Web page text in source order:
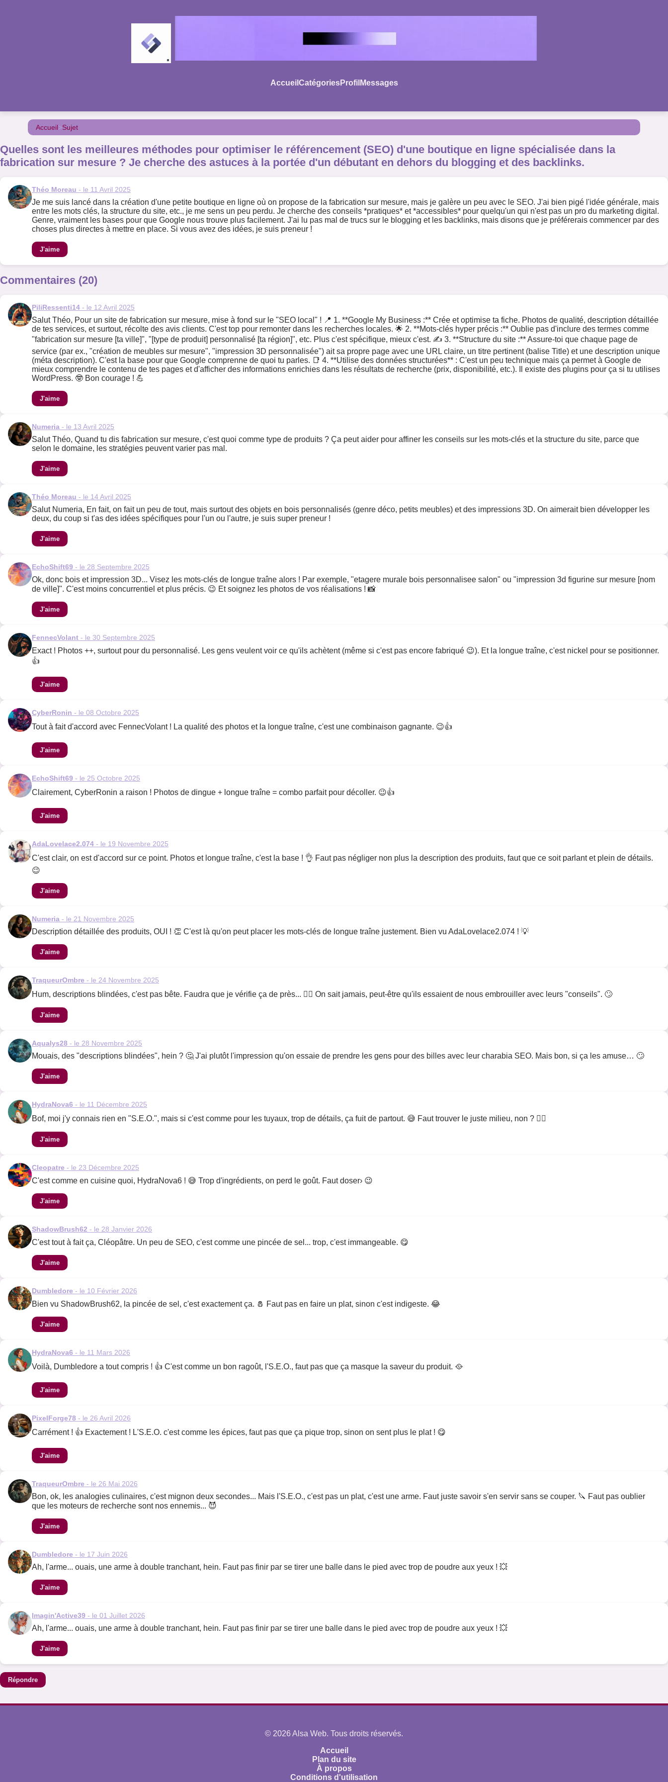
Accueil CatégoriesProfil Messages
Accueil>Sujet
Quelles sont les meilleures méthodes pour optimiser le référencement (SEO) d'une boutique en ligne spécialisée dans la
fabrication sur mesure ? Je cherche des astuces à la portée d'un débutant en dehors du blogging et des backlinks.
Théo Moreau - le 11 Avril 2025
Je me suis lancé dans la création d'une petite boutique en ligne où on propose de la fabrication sur mesure, mais je galère un peu avec le SEO. J'ai bien pigé l'idée générale, mais
entre les mots clés, la structure du site, etc., je me sens un peu perdu. Je cherche des conseils *pratiques* et *accessibles* pour quelqu'un qui n'est pas un pro du marketing digital.
Genre, vraiment les bases pour que Google nous trouve plus facilement. J'ai lu pas mal de trucs sur le blogging et les backlinks, mais disons que je préférerais commencer par des
choses plus directes à mettre en place. Si vous avez des idées, je suis preneur !
J'aime
Commentaires (20)
PiliRessenti14 - le 12 Avril 2025
Salut Théo, Pour un site de fabrication sur mesure, mise à fond sur le "SEO local" ! 📍 1. **Google My Business :** Crée et optimise ta fiche. Photos de qualité, description détaillée
de tes services, et surtout, récolte des avis clients. C'est top pour remonter dans les recherches locales. 🌟 2. **Mots-clés hyper précis :** Oublie pas d'inclure des termes comme
"fabrication sur mesure [ta ville]", "[type de produit] personnalisé [ta région]", etc. Plus c'est spécifique, mieux c'est. ✍️ 3. **Structure du site :** Assure-toi que chaque page de
service (par ex., "création de meubles sur mesure", "impression 3D personnalisée") ait sa propre page avec une URL claire, un titre pertinent (balise Title) et une description unique
(méta description). C'est la base pour que Google comprenne de quoi tu parles. 📑 4. **Utilise des données structurées** : C'est un peu technique mais ça permet à Google de
mieux comprendre le contenu de tes pages et d'afficher des informations enrichies dans les résultats de recherche (prix, disponibilité, etc.). Il existe des plugins pour ça si tu utilises
WordPress. 🤓 Bon courage ! 💪
J'aime
Numeria - le 13 Avril 2025
Salut Théo, Quand tu dis fabrication sur mesure, c'est quoi comme type de produits ? Ça peut aider pour affiner les conseils sur les mots-clés et la structure du site, parce que
selon le domaine, les stratégies peuvent varier pas mal.
J'aime
Théo Moreau - le 14 Avril 2025
Salut Numeria, En fait, on fait un peu de tout, mais surtout des objets en bois personnalisés (genre déco, petits meubles) et des impressions 3D. On aimerait bien développer les
deux, du coup si t'as des idées spécifiques pour l'un ou l'autre, je suis super preneur !
J'aime
EchoShift69 - le 28 Septembre 2025
Ok, donc bois et impression 3D... Visez les mots-clés de longue traîne alors ! Par exemple, "etagere murale bois personnalisee salon" ou "impression 3d figurine sur mesure [nom
de ville]". C'est moins concurrentiel et plus précis. 😉 Et soignez les photos de vos réalisations ! 📸
J'aime
FennecVolant - le 30 Septembre 2025
Exact ! Photos ++, surtout pour du personnalisé. Les gens veulent voir ce qu'ils achètent (même si c'est pas encore fabriqué 😉). Et la longue traîne, c'est nickel pour se positionner.
👍
J'aime
CyberRonin - le 08 Octobre 2025
Tout à fait d'accord avec FennecVolant ! La qualité des photos et la longue traîne, c'est une combinaison gagnante. 😉👍
J'aime
EchoShift69 - le 25 Octobre 2025
Clairement, CyberRonin a raison ! Photos de dingue + longue traîne = combo parfait pour décoller. 😉👍
J'aime
AdaLovelace2.074 - le 19 Novembre 2025
C'est clair, on est d'accord sur ce point. Photos et longue traîne, c'est la base ! 👌 Faut pas négliger non plus la description des produits, faut que ce soit parlant et plein de détails.
😉
J'aime
Numeria - le 21 Novembre 2025
Description détaillée des produits, OUI ! 👏 C'est là qu'on peut placer les mots-clés de longue traîne justement. Bien vu AdaLovelace2.074 ! 💡
J'aime
TraqueurOmbre - le 24 Novembre 2025
Hum, descriptions blindées, c'est pas bête. Faudra que je vérifie ça de près... 🕵️‍♂️ On sait jamais, peut-être qu'ils essaient de nous embrouiller avec leurs "conseils". 🙄
J'aime
Aqualys28 - le 28 Novembre 2025
Mouais, des "descriptions blindées", hein ? 🤔 J'ai plutôt l'impression qu'on essaie de prendre les gens pour des billes avec leur charabia SEO. Mais bon, si ça les amuse… 🙄
J'aime
HydraNova6 - le 11 Décembre 2025
Bof, moi j'y connais rien en "S.E.O.", mais si c'est comme pour les tuyaux, trop de détails, ça fuit de partout. 😅 Faut trouver le juste milieu, non ? 🤷‍♂️
J'aime
Cleopatre - le 23 Décembre 2025
C'est comme en cuisine quoi, HydraNova6 ! 😅 Trop d'ingrédients, on perd le goût. Faut doser› 😉
J'aime
ShadowBrush62 - le 28 Janvier 2026
C'est tout à fait ça, Cléopâtre. Un peu de SEO, c'est comme une pincée de sel... trop, c'est immangeable. 😋
J'aime
Dumbledore - le 10 Février 2026
Bien vu ShadowBrush62, la pincée de sel, c'est exactement ça. 🧂 Faut pas en faire un plat, sinon c'est indigeste. 😂
J'aime
HydraNova6 - le 11 Mars 2026
Voilà, Dumbledore a tout compris ! 👍 C'est comme un bon ragoût, l'S.E.O., faut pas que ça masque la saveur du produit. 🥘
J'aime
PixelForge78 - le 26 Avril 2026
Carrément ! 👍 Exactement ! L'S.E.O. c'est comme les épices, faut pas que ça pique trop, sinon on sent plus le plat ! 😋
J'aime
TraqueurOmbre - le 26 Mai 2026
Bon, ok, les analogies culinaires, c'est mignon deux secondes... Mais l'S.E.O., c'est pas un plat, c'est une arme. Faut juste savoir s'en servir sans se couper. 🔪 Faut pas oublier
que les moteurs de recherche sont nos ennemis... 😈
J'aime
Dumbledore - le 17 Juin 2026
Ah, l'arme... ouais, une arme à double tranchant, hein. Faut pas finir par se tirer une balle dans le pied avec trop de poudre aux yeux ! 💥
J'aime
Imagin'Active39 - le 01 Juillet 2026
Ah, l'arme... ouais, une arme à double tranchant, hein. Faut pas finir par se tirer une balle dans le pied avec trop de poudre aux yeux ! 💥
J'aime
Répondre
© 2026 Alsa Web. Tous droits réservés.
Accueil
Plan du site
À propos
Conditions d'utilisation